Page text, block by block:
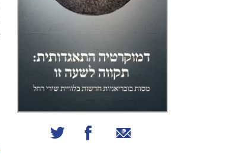
שיתוף באמצעות אימייל
שיתוף בפייסבוק